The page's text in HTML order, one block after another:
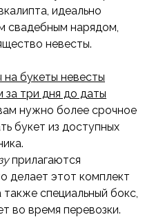
идеально
свадебным нарядом,
невесты.
на букеты невесты
три дня до даты
нужно более срочное
букет из доступных
прилагаются
делает этот комплект
специальный бокс,
во время перевозки.